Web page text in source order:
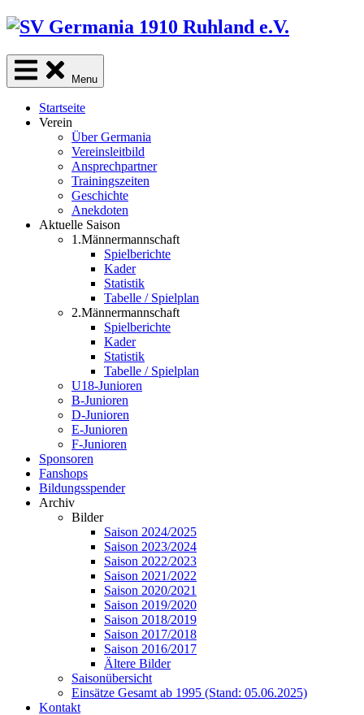
Skip
content
Menu
Startseite
Verein
Über Germania
Vereinsleitbild
Ansprechpartner
Trainingszeiten
Geschichte
Anekdoten
Aktuelle Saison
1.Männermannschaft
Spielberichte
Kader
Statistik
Tabelle / Spielplan
2.Männermannschaft
Spielberichte
Kader
Statistik
Tabelle / Spielplan
U18-Junioren
B-Junioren
D-Junioren
E-Junioren
F-Junioren
Sponsoren
Fanshops
Bildungsspender
Archiv
Bilder
Saison 2024/2025
Saison 2023/2024
Saison 2022/2023
Saison 2021/2022
Saison 2020/2021
Saison 2019/2020
Saison 2018/2019
Saison 2017/2018
Saison 2016/2017
Ältere Bilder
Saisonübersicht
Einsätze Gesamt ab 1995 (Stand: 05.06.2025)
Kontakt